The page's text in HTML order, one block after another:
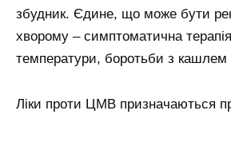
збудник. Єдине, що може бути
хворому – симптоматична
температури, боротьби з кашлем
Ліки проти ЦМВ призначаються